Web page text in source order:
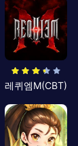
레퀴엠M(CBT)